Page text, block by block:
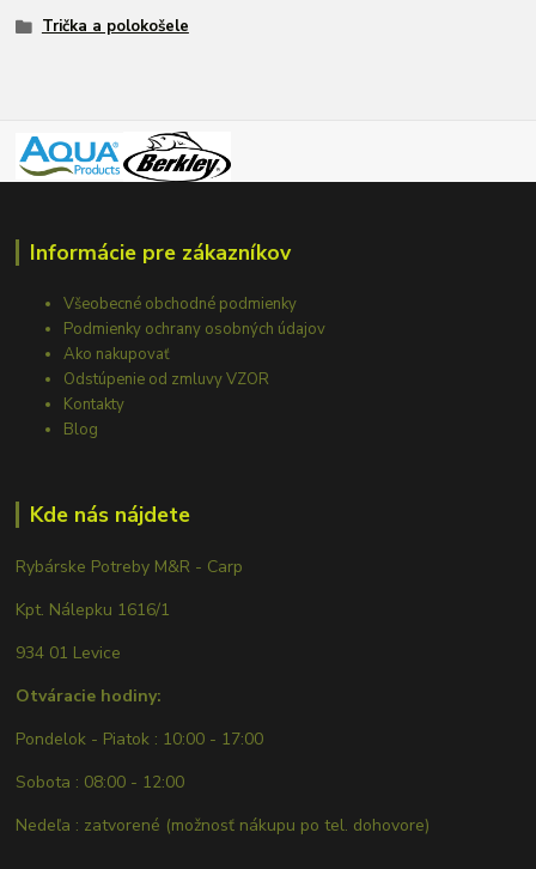
Trička a polokošele
Informácie pre zákazníkov
Všeobecné obchodné podmienky
Podmienky ochrany osobných údajov
Ako nakupovať
Odstúpenie od zmluvy VZOR
Kontakty
Blog
Kde nás nájdete
Rybárske Potreby M&R - Carp
Kpt. Nálepku 1616/1
934 01 Levice
Otváracie hodiny:
Pondelok - Piatok : 10:00 - 17:00
Sobota : 08:00 - 12:00
Nedeľa : zatvorené (možnosť nákupu po tel. dohovore)